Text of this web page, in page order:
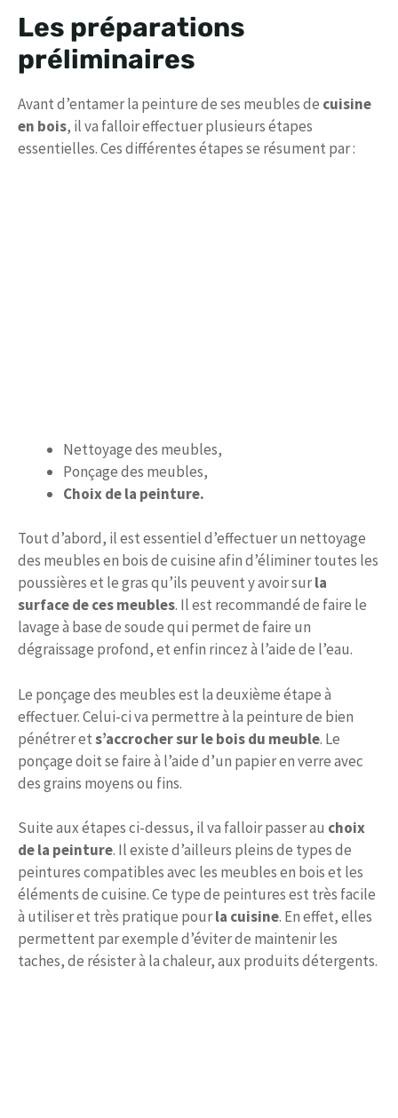
Les préparations
préliminaires
Avant d’entamer la peinture de ses meubles de cuisine
en bois, il va falloir effectuer plusieurs étapes
essentielles. Ces différentes étapes se résument par :
Nettoyage des meubles,
Ponçage des meubles,
Choix de la peinture.
Tout d’abord, il est essentiel d’effectuer un nettoyage
des meubles en bois de cuisine afin d’éliminer toutes les
poussières et le gras qu’ils peuvent y avoir surla
surface de ces meubles. Il est recommandé de faire le
lavage à base de soude qui permet de faire un
dégraissage profond, et enfin rincez à l’aide de l’eau.
Le ponçage des meubles est la deuxième étape à
effectuer. Celui-ci va permettre à la peinture de bien
pénétrer ets’accrocher sur le bois du meuble. Le
ponçage doit se faire à l’aide d’un papier en verre avec
des grains moyens ou fins.
Suite aux étapes ci-dessus, il va falloir passer au choix
de la peinture. Il existe d’ailleurs pleins de types de
peintures compatibles avec les meubles en bois et les
éléments de cuisine. Ce type de peintures est très facile
à utiliser et très pratique pourla cuisine. En effet, elles
permettent par exemple d’éviter de maintenir les
taches, de résister à la chaleur, aux produits détergents.